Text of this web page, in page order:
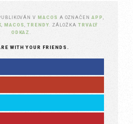
V MACOS A OZNAČEN APP
MACOS TRENDY . ZÁLOŽKA TRVALÝ
ODKAZ
WITH YOUR FRIENDS.